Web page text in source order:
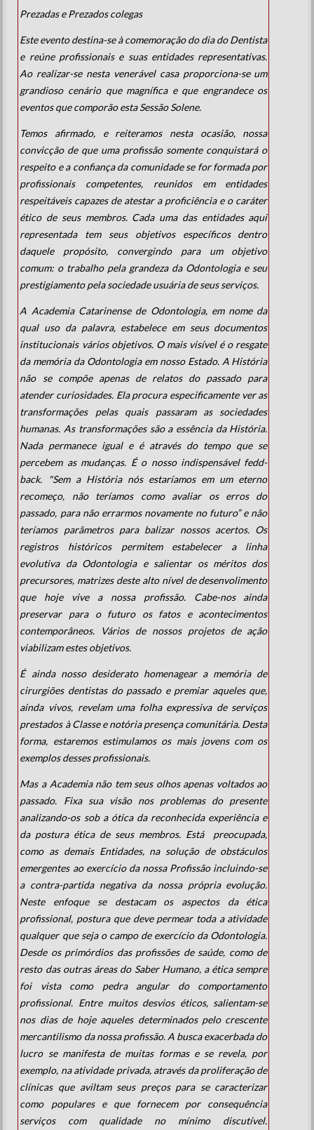
Prezadas e Prezados colegas
Este evento destina-se à comemoração do dia do Dentista
e reúne profissionais e suas entidades representativas.
Ao realizar-se nesta venerável casa proporciona-se um
grandioso cenário que magnífica e que engrandece os
eventos que comporão esta Sessão Solene.
Temos afirmado, e reiteramos nesta ocasião, nossa
convicção de que uma profissão somente conquistará o
respeito e a confiança da comunidade se for formada por
profissionais competentes, reunidos em entidades
respeitáveis capazes de atestar a proficiência e o caráter
ético de seus membros. Cada uma das entidades aqui
representada tem seus objetivos específicos dentro
daquele propósito, convergindo para um objetivo
comum: o trabalho pela grandeza da Odontologia e seu
prestigiamento pela sociedade usuária de seus serviços.
A Academia Catarinense de Odontologia, em nome da
qual uso da palavra, estabelece em seus documentos
institucionais vários objetivos. O mais visível é o resgate
da memória da Odontologia em nosso Estado. AHistória
não se compõe apenas de relatos do passado para
atender curiosidades. Ela procura especificamente ver as
transformações pelas quais passaram as sociedades
humanas. As transformações são a essência da História.
Nada permanece igual e é através do tempo que se
percebem as mudanças. É o nosso indispensável fedd-
back. "Sem a História nós estaríamos em um eterno
recomeço, não teríamos como avaliar os erros do
passado, para não errarmos novamente no futuro” e não
teríamos parâmetros para balizar nossos acertos. Os
registros históricos permitem estabelecer a linha
evolutiva da Odontologia e salientar os méritos dos
precursores, matrizes deste alto nível de desenvolimento
que hoje vive a nossa profissão. Cabe-nos ainda
preservar para o futuro os fatos e acontecimentos
contemporâneos. Vários de nossos projetos de ação
viabilizam estes objetivos.
É ainda nosso desiderato homenagear a memória de
cirurgiões dentistas do passado e premiar aqueles que,
ainda vivos, revelam uma folha expressiva de serviços
prestados à Classe e notória presença comunitária. Desta
forma, estaremos estimulamos os mais jovens com os
exemplos desses profissionais.
Mas a Academia não tem seus olhos apenas voltados ao
passado. Fixa sua visão nos problemas do presente
analizando-os sob a ótica da reconhecida experiência e
da postura ética de seus membros. Está preocupada,
como as demais Entidades, na solução de obstáculos
emergentes ao exercício da nossa Profissão incluindo-se
a contra-partida negativa da nossa própria evolução.
Neste enfoque se destacam os aspectos da ética
profissional, postura que deve permear toda a atividade
qualquer que seja o campo de exercício da Odontologia.
Desde os primórdios das profissões de saúde, como de
resto das outras áreas do Saber Humano, a ética sempre
foi vista como pedra angular do comportamento
profissional. Entre muitos desvios éticos, salientam-se
nos dias de hoje aqueles determinados pelo crescente
mercantilismo da nossa profissão. A busca exacerbada do
lucro se manifesta de muitas formas e se revela, por
exemplo, na atividade privada, através da proliferação de
clínicas que aviltam seus preços para se caracterizar
como populares e que fornecem por consequência
serviços com qualidade no mínimo discutível.